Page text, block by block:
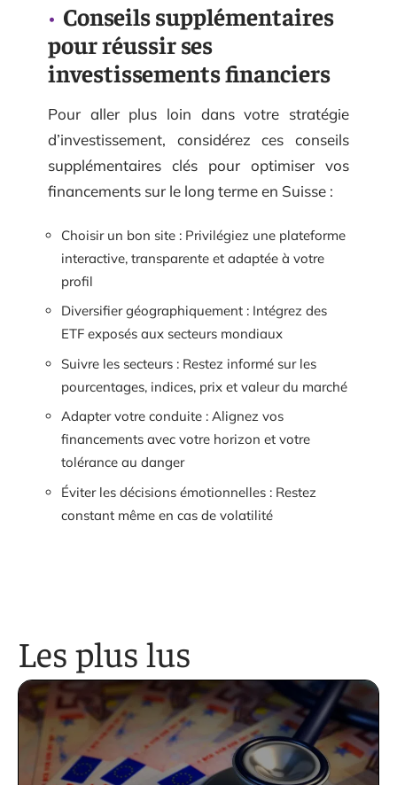
Conseils supplémentaires
pour réussir ses
investissements financiers
Pour aller plus loin dans votre stratégie
d’investissement, considérez ces conseils
supplémentaires clés pour optimiser vos
financements sur le long terme en Suisse :
Choisir un bon site : Privilégiez une plateforme
interactive, transparente et adaptée à votre
profil
Diversifier géographiquement : Intégrez des
ETF exposés aux secteurs mondiaux
Suivre les secteurs : Restez informé sur les
pourcentages, indices, prix et valeur du marché
Adapter votre conduite : Alignez vos
financements avec votre horizon et votre
tolérance au danger
Éviter les décisions émotionnelles : Restez
constant même en cas de volatilité
Les plus lus